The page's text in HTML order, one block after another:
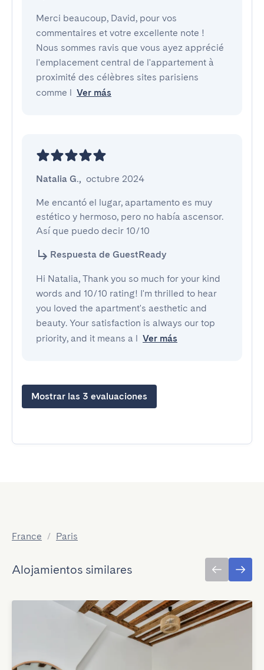
Merci beaucoup, David, pour vos
commentaires et votre excellente note !
Nous sommes ravis que vous ayez apprécié
l'emplacement central de l'appartement à
proximité des célèbres sites parisiens
comme l Ver más
Natalia G., octubre 2024
Me encantó el lugar, apartamento es muy
estético y hermoso, pero no había ascensor.
Así que puedo decir 10/10
Respuesta de GuestReady
Hi Natalia, Thank you so much for your kind
words and 10/10 rating! I'm thrilled to hear
you loved the apartment's aesthetic and
beauty. Your satisfaction is always our top
priority, and it means a l Ver más
Mostrar las 3 evaluaciones
France / Paris
Alojamientos similares